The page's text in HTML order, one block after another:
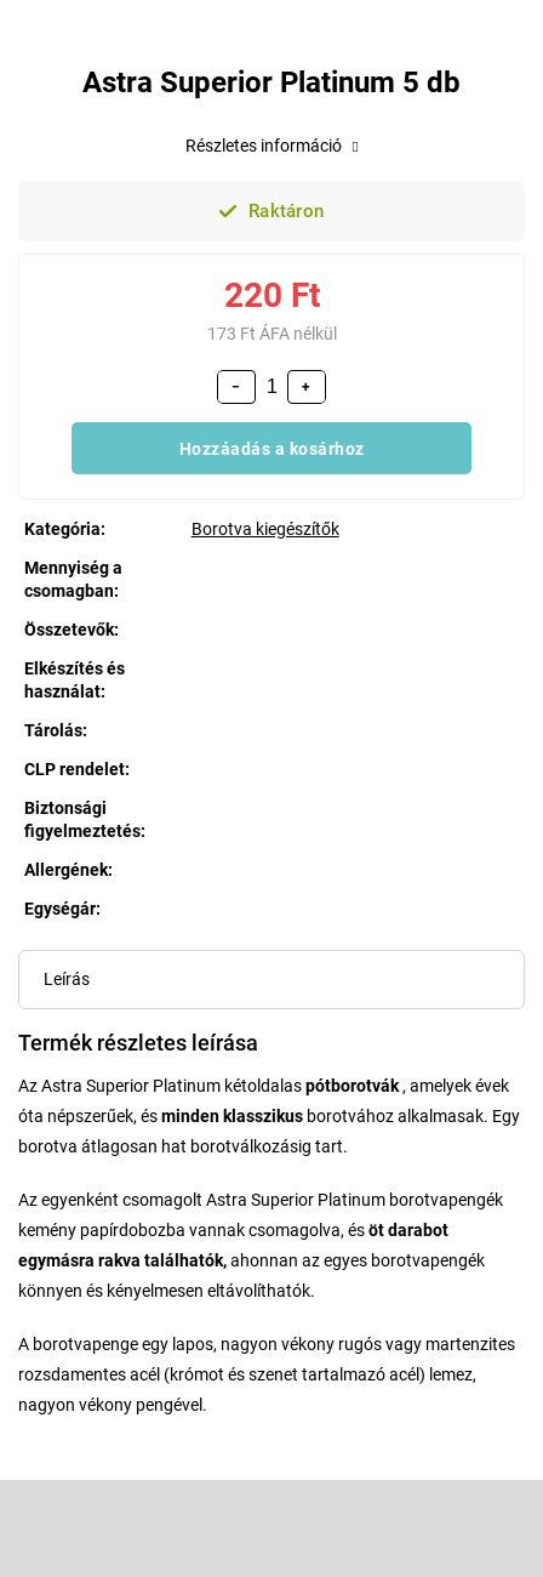
Astra Superior Platinum 5 db
Raktáron
220 Ft
173 Ft ÁFA nélkül
+
−
Hozzáadás a kosárhoz
Kategória:
Borotva kiegészítők
Mennyiség a
csomagban:
Összetevők:
Elkészítés és
használat:
Tárolás:
CLP rendelet:
Biztonsági
figyelmeztetés:
Allergének:
Egységár:
Részletes információ
Leírás
Termék részletes leírása
Az Astra Superior Platinum kétoldalaspótborotvák , amelyek évek
óta népszerűek, ésminden klasszikus borotvához alkalmasak. Egy
borotva átlagosan hat borotválkozásig tart.
Az egyenként csomagolt Astra Superior Platinum borotvapengék
kemény papírdobozba vannak csomagolva, ésöt darabot
egymásra rakva találhatók,ahonnan az egyes borotvapengék
könnyen és kényelmesen eltávolíthatók.
A borotvapenge egy lapos, nagyon vékony rugós vagy martenzites
rozsdamentes acél (krómot és szenet tartalmazó acél) lemez,
nagyon vékony pengével.